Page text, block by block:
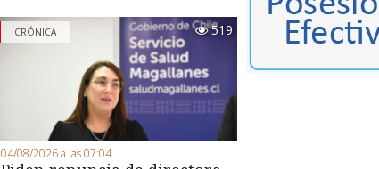
CRÓNICA 519
04/08/2026 a las 07:04